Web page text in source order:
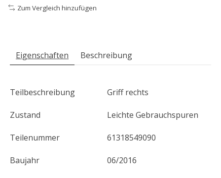
Zum Vergleich hinzufügen
Eigenschaften Beschreibung
Teilbeschreibung Griff rechts
Zustand Leichte Gebrauchspuren
Teilenummer 61318549090
Baujahr 06/2016